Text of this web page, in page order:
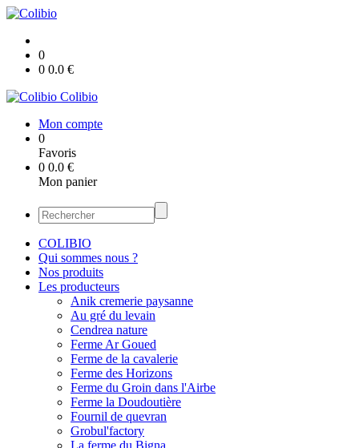
0
0 0.0 €
Colibio
Mon compte
0
Favoris
0 0.0 €
Mon panier
COLIBIO
Qui sommes nous ?
Nos produits
Les producteurs
Anik cremerie paysanne
Au gré du levain
Cendrea nature
Ferme Ar Goued
Ferme de la cavalerie
Ferme des Horizons
Ferme du Groin dans l'Airbe
Ferme la Doudoutière
Fournil de quevran
Grobul'factory
La ferme du Bigna